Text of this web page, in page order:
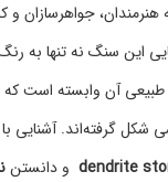
جواهرسازان و
این سنگ نه تنها به
آن وابسته است که
شکل گرفته‌اند. آشنایی
dendrite و دانستن